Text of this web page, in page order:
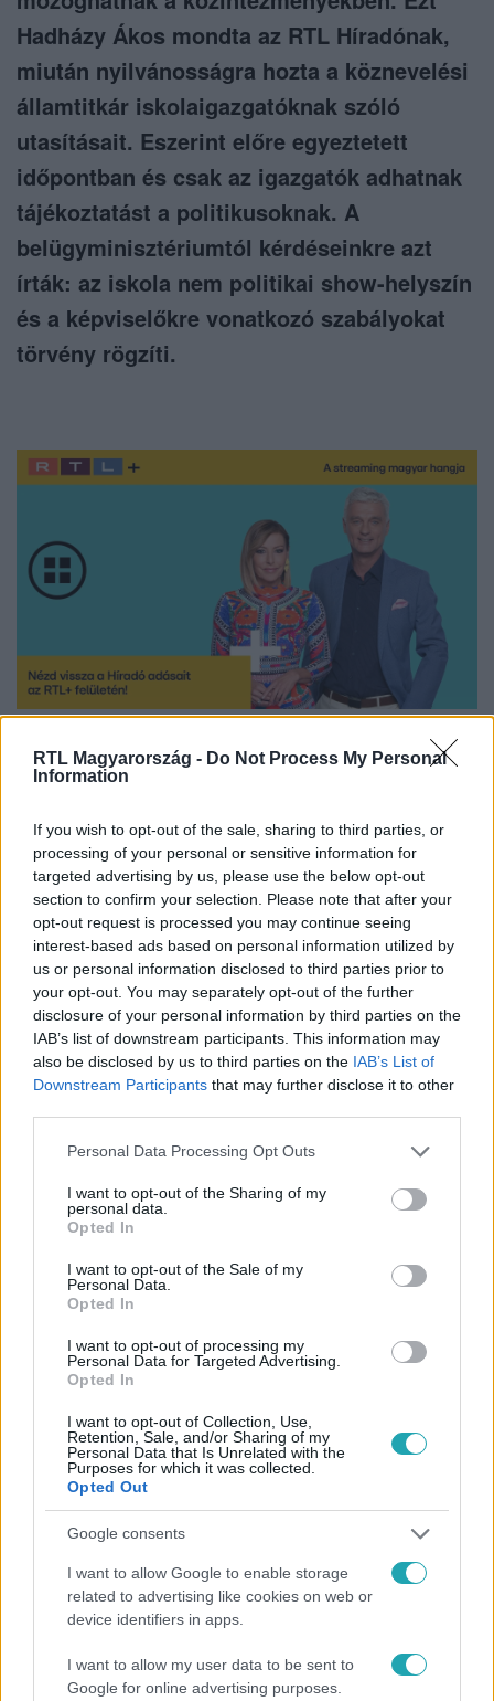
RTL Magyarország - Do Not Process My Personal
Information
If you wish to opt-out of the sale, sharing to third parties, or
processing of your personal or sensitive information for
targeted advertising by us, please use the below opt-out
section to confirm your selection. Please note that after your
opt-out request is processed you may continue seeing
interest-based ads based on personal information utilized by
us or personal information disclosed to third parties prior to
your opt-out. You may separately opt-out of the further
disclosure of your personal information by third parties on the
IAB’s list of downstream participants. This information may
also be disclosed by us to third parties on the IAB’s List of
Downstream Participants that may further disclose it to other
Please note that this website/app uses one or more Google
not limited to your visit or usage behaviour. You may click to
grant or deny consent to Google and its third-party tags to
use your data for below specified purposes in below Google
consent section.
Personal Data Processing Opt Outs
I want to opt-out of the Sharing of my
personal data.
Opted In
I want to opt-out of the Sale of my
Personal Data.
Opted In
I want to opt-out of processing my
Personal Data for Targeted Advertising.
Opted In
I want to opt-out of Collection, Use,
Retention, Sale, and/or Sharing of my
Personal Data that Is Unrelated with the
Purposes for which it was collected.
Opted Out
Google consents
I want to allow Google to enable storage
related to advertising like cookies on web or
device identifiers in apps.
I want to allow my user data to be sent to
Google for online advertising purposes.
Hadházy Ákos mondta az RTL Híradónak,
miután nyilvánosságra hozta a köznevelési
államtitkár iskolaigazgatóknak szóló
utasításait. Eszerint előre egyeztetett
időpontban és csak az igazgatók adhatnak
tájékoztatást a politikusoknak. A
belügyminisztériumtól kérdéseinkre azt
írták: az iskola nem politikai show-helyszín
és a képviselőkre vonatkozó szabályokat
törvény rögzíti.
Itt állítsd be, hogy az RTL.hu az elsők között
legyen a Google-találatokban!
Kövess minket, és értesülj a friss hírekről a
HÍRADÓ #
OKTATÁS #POLITIKA #KÉPVISELŐ
KÖZINTÉZMÉNY #BELÜGYMINISZTÉRIUM
HADHÁZY ÁKOS
Népszerű